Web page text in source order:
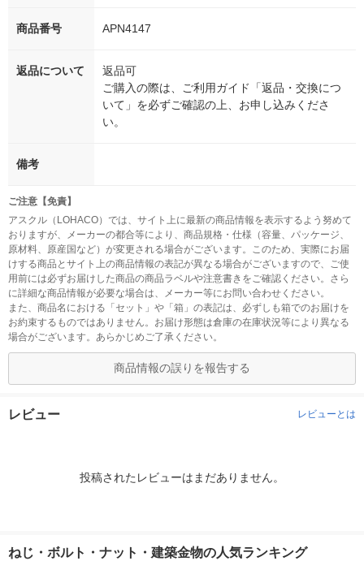
商品番号 APN4147
返品について
返品可
ご購入の際は、ご利用ガイド「返品・交換につ
いて」を必ずご確認の上、お申し込みくださ
い。
備考
ご注意【免責】
アスクル（LOHACO）では、サイト上に最新の商品情報を表示するよう努めて
おりますが、メーカーの都合等により、商品規格・仕様（容量、パッケージ、
原材料、原産国など）が変更される場合がございます。このため、実際にお届
けする商品とサイト上の商品情報の表記が異なる場合がございますので、ご使
用前には必ずお届けした商品の商品ラベルや注意書きをご確認ください。さら
に詳細な商品情報が必要な場合は、メーカー等にお問い合わせください。
また、商品名における「セット」や「箱」の表記は、必ずしも箱でのお届けを
お約束するものではありません。お届け形態は倉庫の在庫状況等により異なる
場合がございます。あらかじめご了承ください。
商品情報の誤りを報告する
レビュー レビューとは
投稿されたレビューはまだありません。
ねじ・ボルト・ナット・建築金物の人気ランキング